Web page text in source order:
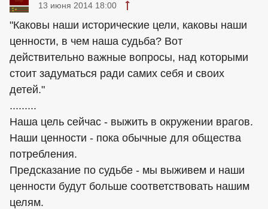
13 июня 2014 18:00
"Каковы наши исторические цели, каковы наши
ценности, в чем наша судьба? Вот
действительно важные вопросы, над которыми
стоит задуматься ради самих себя и своих
детей."
.........
Наша цель сейчас - выжить в окружении врагов.
Наши ценности - пока обычные для общества
потребления.
Предсказание по судьбе - мы выживем и наши
ценности будут больше соответствовать нашим
целям.